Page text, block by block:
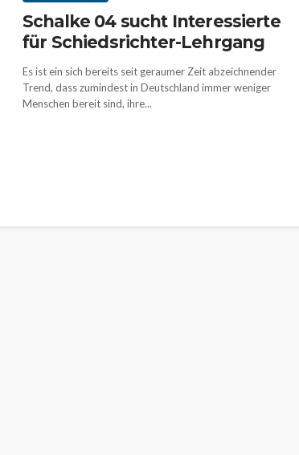
Schalke 04 sucht Interessierte
für Schiedsrichter-Lehrgang
Es ist ein sich bereits seit geraumer Zeit abzeichnender
Trend, dass zumindest in Deutschland immer weniger
Menschen bereit sind, ihre...